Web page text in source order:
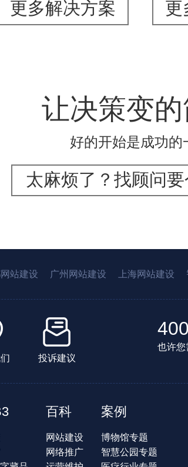
更多解决方案 更
让决策变
好的开始是成功的
太麻烦了？找顾问
站建设 广州网站建设 上海网站建设
投诉建议
也许您
百科
网站建设
网络推广
案例
博物馆专题
智慧公园专题